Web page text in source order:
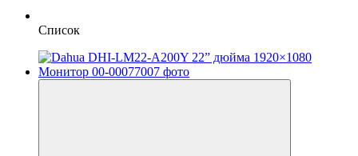
Список